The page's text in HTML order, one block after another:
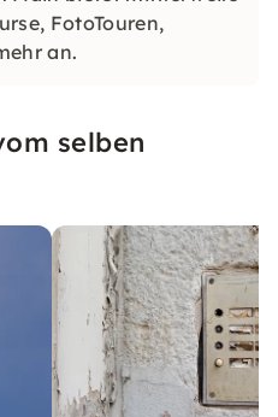
FotoTouren,
an.
selben